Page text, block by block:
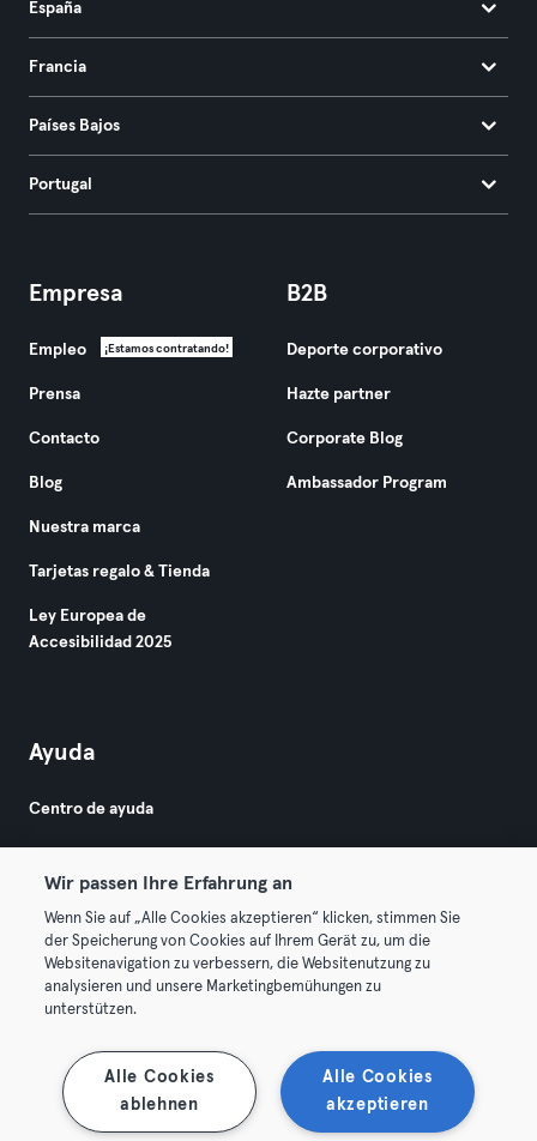
España
Francia
Países Bajos
Portugal
Empresa
Empleo ¡Estamos contratando!
Prensa
Contacto
Blog
Nuestra marca
Tarjetas regalo & Tienda
Ley Europea de
Accesibilidad 2025
B2B
Deporte corporativo
Hazte partner
Corporate Blog
Ambassador Program
Ayuda
Centro de ayuda
© 2026 Urban Sports Group GmbH. All rights reserved.
Términos y condiciones
Rescindir contratos aquí Desistir de contratos aquí
Wir passen Ihre Erfahrung an
Wenn Sie auf „Alle Cookies akzeptieren“ klicken, stimmen Sie
der Speicherung von Cookies auf Ihrem Gerät zu, um die
Websitenavigation zu verbessern, die Websitenutzung zu
analysieren und unsere Marketingbemühungen zu
unterstützen.
Alle Cookies
akzeptieren
Alle Cookies
ablehnen